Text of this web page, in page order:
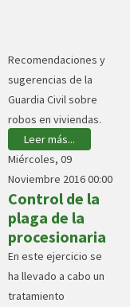
Recomendaciones y
sugerencias de la
Guardia Civil sobre
robos en viviendas.
Leer más...
Miércoles, 09
Noviembre 2016 00:00
Control de la
plaga de la
procesionaria
En este ejercicio se
ha llevado a cabo un
tratamiento